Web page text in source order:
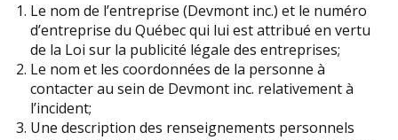
Le nom de l’entreprise (Devmont inc.) et le numéro
d’entreprise du Québec qui lui est attribué en vertu
de la Loi sur la publicité légale des entreprises;
Le nom et les coordonnées de la personne à
contacter au sein de Devmont inc. relativement à
l’incident;
Une description des renseignements personnels